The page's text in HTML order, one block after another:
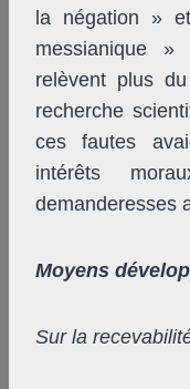
la négation »
messianique
relèvent plus
recherche
ces fautes
intérêts
demanderesses
Moyens
Sur la